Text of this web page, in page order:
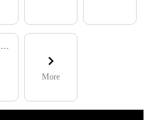
More